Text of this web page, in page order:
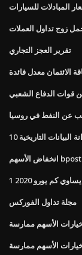
المبادلات للسيارات
زوج تداول العملات
تقرير العجز التجاري
قوات الدفاع الشعبي
عن النفط في روسيا
البيانات التاريخية
انخفاض الأسهم bpost
يساوي كم يورو 2020
مجلة تداول الفوركس